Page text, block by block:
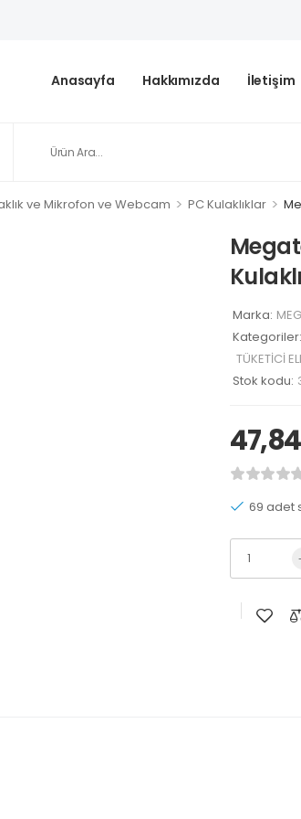
Anasayfa Hakkımızda İletişim
ve Mikrofon ve Webcam > PC Kulaklıklar >
Marka:
Kategoriler:
TÜKETİCİ
Stok kodu:
47,84
69 adet